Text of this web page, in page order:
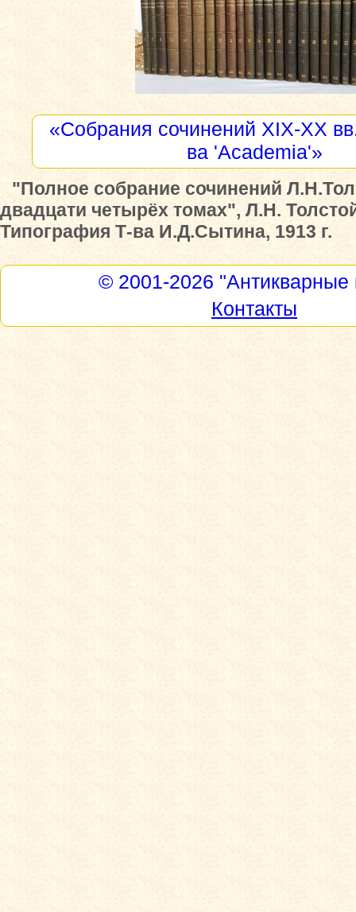
«Собрания сочинений XIX-XX
ва 'Academia'»
"Полное собрание сочинений
двадцати четырёх томах", Л.Н.
Типография Т-ва И.Д.Сытина, 1913 г.
© 2001-2026 "Антикварные
Контакты